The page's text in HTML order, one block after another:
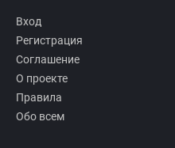
Вход
Регистрация
Соглашение
О проекте
Правила
Обо всем